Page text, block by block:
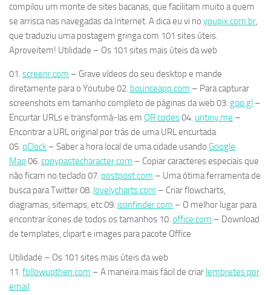
compilou um monte de sites bacanas, que facilitam muito a quem
se arrisca nas navegadas da Internet. A dica eu vi no youpix.com.br,
que traduziu uma postagem gringa com 101 sites úteis.
Aproveitem! Utilidade – Os 101 sites mais úteis da web
01. screenr.com – Grave vídeos do seu desktop e mande
diretamente para o Youtube 02. bounceapp.com – Para capturar
screenshots em tamanho completo de páginas da web 03. goo.gl –
Encurtar URLs e transformá-las em QR codes04. untiny.me –
Encontrar a URL original por trás de uma URL encurtada
05. qClock – Saber a hora local de uma cidade usando Google
Map 06. copypastecharacter.com – Copiar caracteres especiais que
não ficam no teclado 07. postpost.com – Uma ótima ferramenta de
busca para Twitter 08. lovelycharts.com – Criar flowcharts,
diagramas, sitemaps, etc 09. iconfinder.com – O melhor lugar para
encontrar ícones de todos os tamanhos 10. office.com – Download
de templates, clipart e images para pacote Office
Utilidade – Os 101 sites mais úteis da web
11. followupthen.com – A maneira mais fácil de criar lembretes por
email